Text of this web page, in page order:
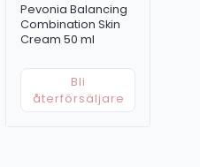
Pevonia Balancing
Combination Skin
Cream 50 ml
Bli
återförsäljare